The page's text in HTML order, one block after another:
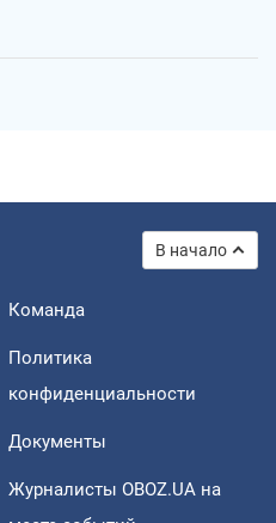
В начало
Команда
Политика
конфиденциальности
Документы
Журналисты OBOZ.UA на